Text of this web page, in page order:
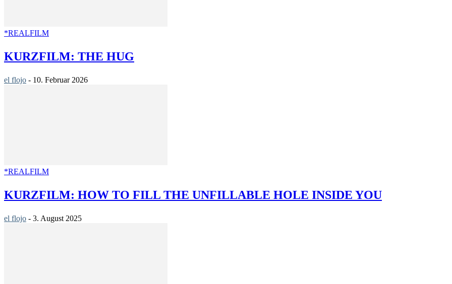
*REALFILM
KURZFILM: THE HUG
el flojo - 10. Februar 2026
*REALFILM
KURZFILM: HOW TO FILL THE UNFILLABLE HOLE INSIDE YOU
el flojo - 3. August 2025